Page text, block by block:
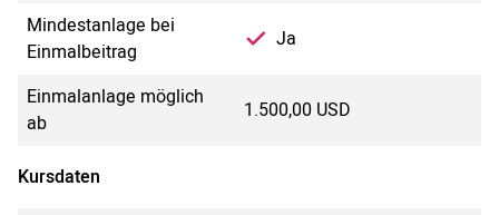
Mindestanlage bei
Einmalbeitrag
Ja
Einmalanlage möglich
ab
1.500,00 USD
Kursdaten